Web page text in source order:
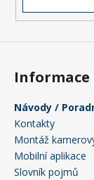
Informace
Návody /
Kontakty
Montáž
Mobilní aplikace
Slovník pojmů